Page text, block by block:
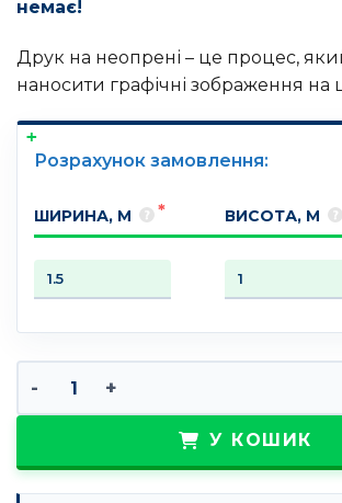
немає!
Друк на неопрені – це процес,
наносити графічні зображення на
Розрахунок замовлення:
ШИРИНА, М ВИСОТА, М
У КОШИК